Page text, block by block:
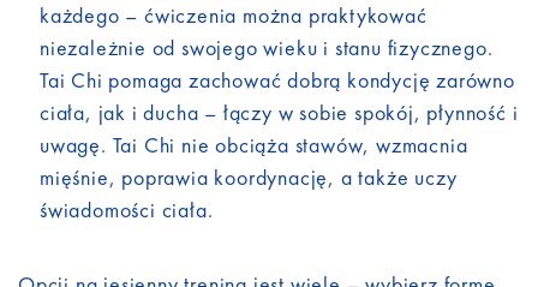
każdego – ćwiczenia można praktykować
niezależnie od swojego wieku i stanu fizycznego.
Tai Chi pomaga zachować dobrą kondycję zarówno
ciała, jak i ducha – łączy w sobie spokój, płynność i
uwagę. Tai Chi nie obciąża stawów, wzmacnia
mięśnie, poprawia koordynację, a także uczy
świadomości ciała.